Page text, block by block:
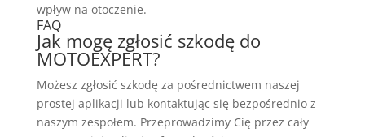
wpływ na otoczenie.
FAQ
Jak mogę zgłosić szkodę do
MOTOEXPERT?
Możesz zgłosić szkodę za pośrednictwem naszej
prostej aplikacji lub kontaktując się bezpośrednio z
naszym zespołem. Przeprowadzimy Cię przez cały